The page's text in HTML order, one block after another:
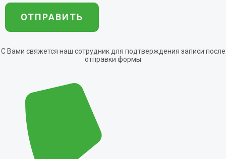
ОТПРАВИТЬ
С Вами свяжется наш сотрудник для подтверждения записи после
отправки формы